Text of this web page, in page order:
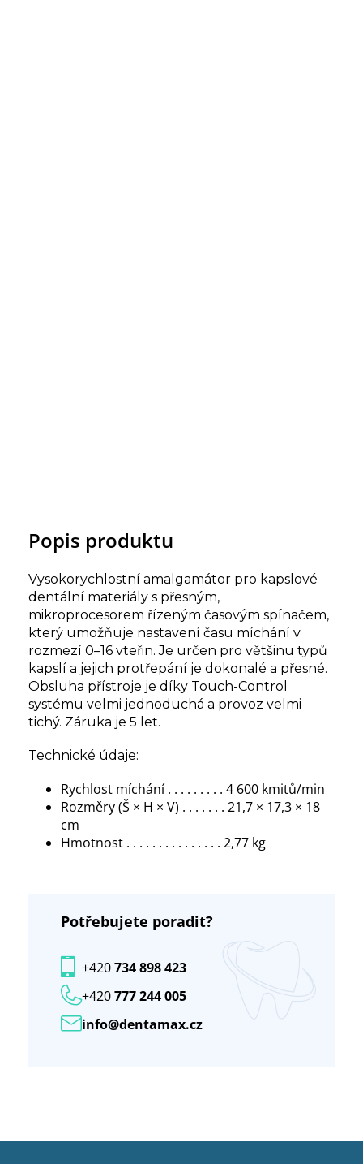
Popis produktu
Vysokorychlostní amalgamátor pro kapslové
dentální materiály s přesným,
mikroprocesorem řízeným časovým spínačem,
který umožňuje nastavení času míchání v
rozmezí 0–16 vteřin. Je určen pro většinu typů
kapslí a jejich protřepání je dokonalé a přesné.
Obsluha přístroje je díky Touch-Control
systému velmi jednoduchá a provoz velmi
tichý. Záruka je 5 let.
Technické údaje:
Rychlost míchání . . . . . . . . . 4 600 kmitů/min
Rozměry (Š × H × V) . . . . . . . 21,7 × 17,3 × 18
cm
Hmotnost . . . . . . . . . . . . . . . 2,77 kg
Potřebujete poradit?
info@dentamax.cz
+420777 244 005
+420734 898 423